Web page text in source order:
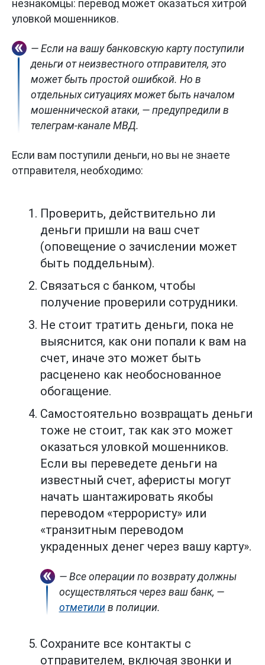
незнакомцы: перевод может оказаться хитрой
уловкой мошенников.
— Если на вашу банковскую карту поступили
деньги от неизвестного отправителя, это
может быть простой ошибкой. Но в
отдельных ситуациях может быть началом
мошеннической атаки, — предупредили в
телеграм-канале МВД.
Если вам поступили деньги, но вы не знаете
отправителя, необходимо:
Проверить, действительно ли
деньги пришли на ваш счет
(оповещение о зачислении может
быть поддельным).
Связаться с банком, чтобы
получение проверили сотрудники.
Не стоит тратить деньги, пока не
выяснится, как они попали к вам на
счет, иначе это может быть
расценено как необоснованное
обогащение.
Самостоятельно возвращать деньги
тоже не стоит, так как это может
оказаться уловкой мошенников.
Если вы переведете деньги на
известный счет, аферисты могут
начать шантажировать якобы
переводом «террористу» или
«транзитным переводом
украденных денег через вашу карту».
— Все операции по возврату должны
осуществляться через ваш банк, —
отметилив полиции.
Сохраните все контакты с
отправителем, включая звонки и